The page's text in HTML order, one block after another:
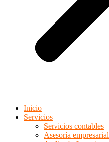
Inicio
Servicios
Servicios contables
Asesoría empresarial